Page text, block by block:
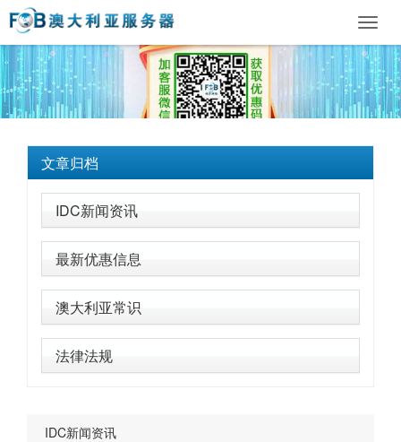
文章归档
IDC新闻资讯
最新优惠信息
澳大利亚常识
法律法规
IDC新闻资讯